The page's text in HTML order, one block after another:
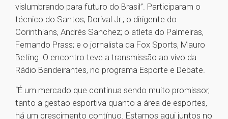
vislumbrando para futuro do Brasil”. Participaram o
técnico do Santos, Dorival Jr.; o dirigente do
Corinthians, Andrés Sanchez; o atleta do Palmeiras,
Fernando Prass; e o jornalista da Fox Sports, Mauro
Beting. O encontro teve a transmissão ao vivo da
Rádio Bandeirantes, no programa Esporte e Debate.
“É um mercado que continua sendo muito promissor,
tanto a gestão esportiva quanto a área de esportes,
há um crescimento contínuo. Estamos aqui juntos no